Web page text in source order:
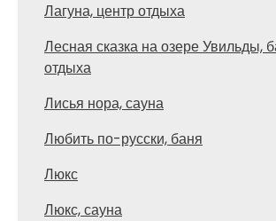
Лагуна, центр отдыха
Лесная сказка на озере Увильды,
отдыха
Лисья нора, сауна
Любить по-русски, баня
Люкс
Люкс, сауна